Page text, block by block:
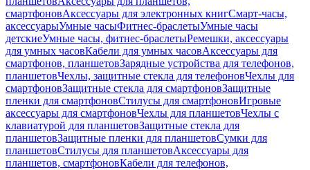
смартфоновАксессуары для электронных книгСмарт-часы,
аксессуарыУмные часыФитнес-браслетыУмные часы
детскиеУмные часы, фитнес-браслетыРемешки, аксессуары
для умных часовКабели для умных часовАксессуары для
смартфонов, планшетовЗарядные устройства для телефонов,
планшетовЧехлы, защитные стекла для телефоновЧехлы для
смартфоновЗащитные стекла для смартфоновЗащитные
пленки для смартфоновСтилусы для смартфоновИгровые
аксессуары для смартфоновЧехлы для планшетовЧехлы с
клавиатурой для планшетовЗащитные стекла для
планшетовЗащитные пленки для планшетовСумки для
планшетовСтилусы для планшетовАксессуары для
планшетов, смартфоновКабели для телефонов,